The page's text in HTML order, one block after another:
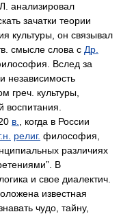
анализировал
зачатки теории
культуры, он связывал
смысле слова с Др.
Вслед за
независимость
греч. культуры,
в.
, когда в России
религ. философия,
различиях
В
логика и свое диалектич.
известная
чудо, тайну,